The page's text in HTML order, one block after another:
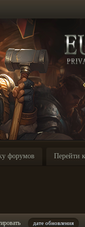
форумов Перейти
дате обновления